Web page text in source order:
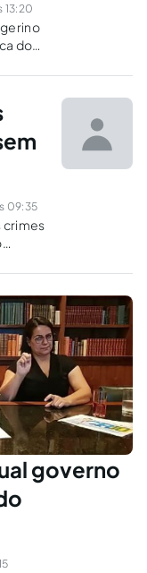
13:20
dos
09:35
crimes
no
governo